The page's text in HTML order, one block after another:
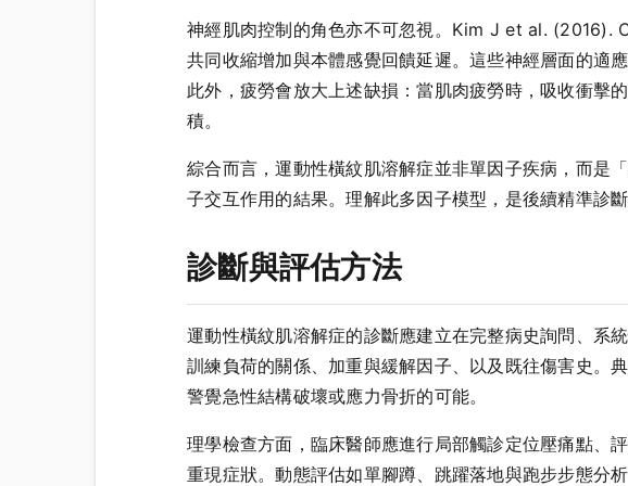
神經肌肉控制的角色亦不可忽視。Kim J et al. (2016).
共同收縮增加與本體感覺回饋延遲。這些神經層面的適
此外，疲勞會放大上述缺損：當肌肉疲勞時，吸收衝擊
積。
綜合而言，運動性橫紋肌溶解症並非單因子疾病，而是
子交互作用的結果。理解此多因子模型，是後續精準診斷
診斷與評估方法
運動性橫紋肌溶解症的診斷應建立在完整病史詢問、系
訓練負荷的關係、加重與緩解因子、以及既往傷害史。
警覺急性結構破壞或應力骨折的可能。
理學檢查方面，臨床醫師應進行局部觸診定位壓痛點
重現症狀。動態評估如單腳蹲、跳躍落地與跑步步態分